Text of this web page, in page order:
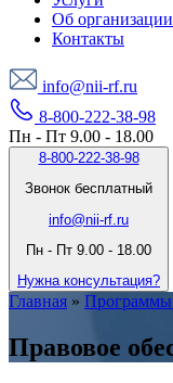
Об организации
Контакты
info@nii-rf.ru
8-800-222-38-98
Пн - Пт 9.00 - 18.00
8-800-222-38-98
Звонок бесплатный
info@nii-rf.ru
Пн - Пт 9.00 - 18.00
Нужна консультация?
Главная » Программы
Правовое